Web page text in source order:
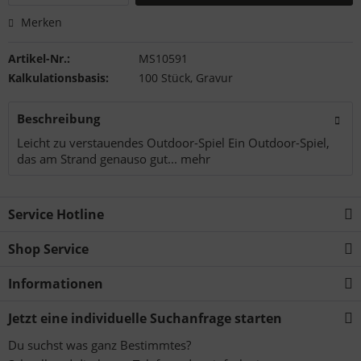
Merken
Artikel-Nr.:
MS10591
Kalkulationsbasis:
100 Stück, Gravur
Beschreibung
Leicht zu verstauendes Outdoor-Spiel Ein Outdoor-Spiel,
das am Strand genauso gut... mehr
Service Hotline
Shop Service
Informationen
Jetzt eine individuelle Suchanfrage starten
Du suchst was ganz Bestimmtes?